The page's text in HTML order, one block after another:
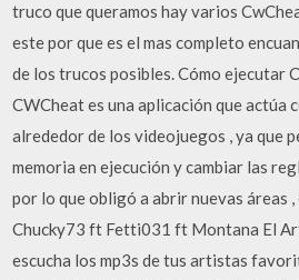
truco que queramos hay varios
este por que es el mas completo
de los trucos posibles. Cómo ejecutar
CWCheat es una aplicación que actúa
alrededor de los videojuegos , ya que
memoria en ejecución y cambiar las
por lo que obligó a abrir nuevas áreas
Chucky73 ft Fetti031 ft Montana El
escucha los mp3s de tus artistas